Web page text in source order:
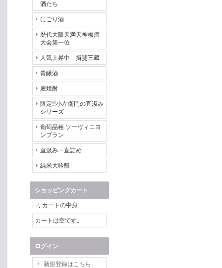
酒たち
にごり酒
歴代大阪天満天神梅酒
大会第一位
人気上昇中 揖斐三蔵
貴醸酒
麦焼酎
限定!!小左衛門の直汲み
シリーズ
葡萄品種 ソーヴィニヨ
ンブラン
直汲み・直詰め
純米大吟醸
ショッピングカート
カートの中身
カートは空です。
ログイン
新規登録はこちら